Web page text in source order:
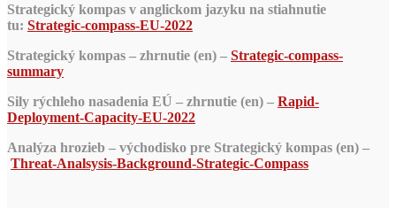
Strategický kompas v anglickom jazyku na stiahnutie
tu: Strategic-compass-EU-2022
Strategický kompas – zhrnutie (en) – Strategic-compass-
summary
Sily rýchleho nasadenia EÚ – zhrnutie (en) – Rapid-
Deployment-Capacity-EU-2022
Analýza hrozieb – východisko pre Strategický kompas (en) –
Threat-Analsysis-Background-Strategic-Compass